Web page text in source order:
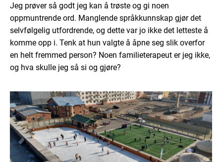
Jeg prøver så godt jeg kan å trøste og gi noen
oppmuntrende ord. Manglende språkkunnskap gjør det
selvfølgelig utfordrende, og dette var jo ikke det letteste å
komme opp i. Tenk at hun valgte å åpne seg slik overfor
en helt fremmed person? Noen familieterapeut er jeg ikke,
og hva skulle jeg så si og gjøre?